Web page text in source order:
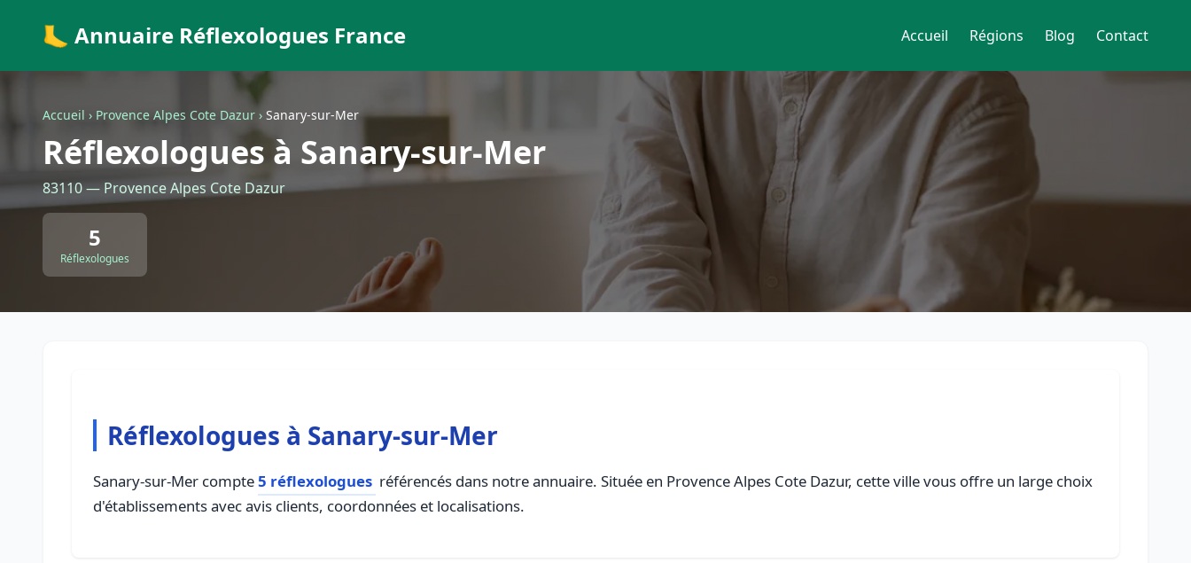
🦶 Annuaire Réflexologues France Accueil Régions Blog Contact
Accueil › Provence Alpes Cote Dazur › Sanary-sur-Mer
Réflexologues à Sanary-sur-Mer
83110 — Provence Alpes Cote Dazur
5
Réflexologues
Réflexologues à Sanary-sur-Mer
Sanary-sur-Mer compte5 réflexologues référencés dans notre annuaire. Située en Provence Alpes Cote Dazur, cette ville vous offre un large choix
d'établissements avec avis clients, coordonnées et localisations.